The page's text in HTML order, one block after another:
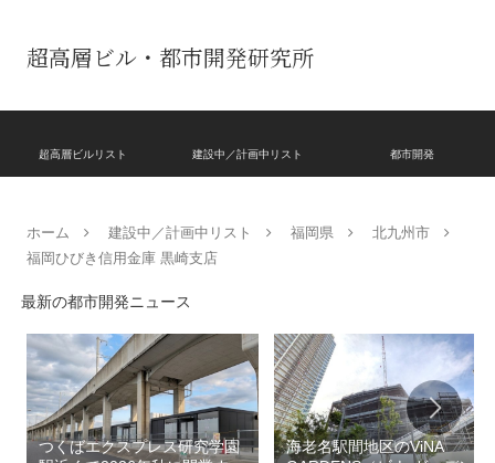
超高層ビル・都市開発研究所
超高層ビルリスト 建設中／計画中リスト 都市開発
ホーム 建設中／計画中リスト 福岡県
北九州市
福岡ひびき信用金庫 黒崎支店
最新の都市開発ニュース
つくばエクスプレス研究学園
海老名駅間地区のViNA